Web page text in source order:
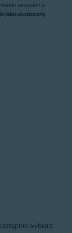
ustawienia
jako ukończony.
wybierz